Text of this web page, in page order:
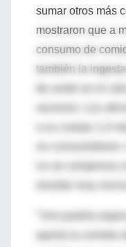
sumar otros más
mostraron que a
consumo de
también la
raciones. Los
a su cuerpo 1,4
no
no se compensa
"Uno podría
aporta la comida